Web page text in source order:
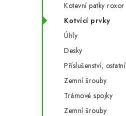
Kotevní patky roxor
Kotvící prvky
Úhly
Desky
Příslušenství, ostatní
Zemní šrouby
Trámové spojky
Zemní šrouby